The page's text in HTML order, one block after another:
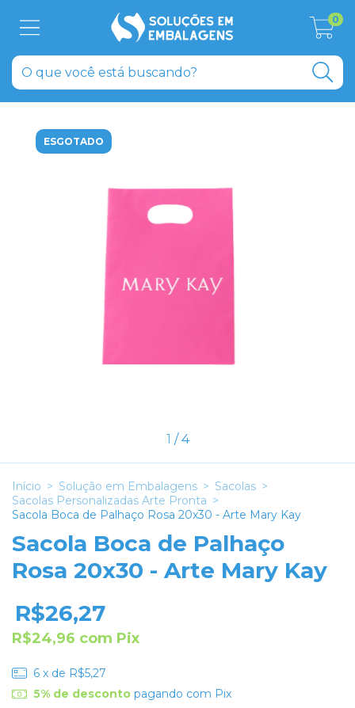
0
ESGOTADO
1 /4
Início > Solução em Embalagens > Sacolas >
Sacolas Personalizadas Arte Pronta >
Sacola Boca de Palhaço Rosa 20x30 - Arte Mary Kay
Sacola Boca de Palhaço
Rosa 20x30 - Arte Mary Kay
R$26,27
R$24,96 com Pix
6 x de R$5,27
5% de descontopagando com Pix